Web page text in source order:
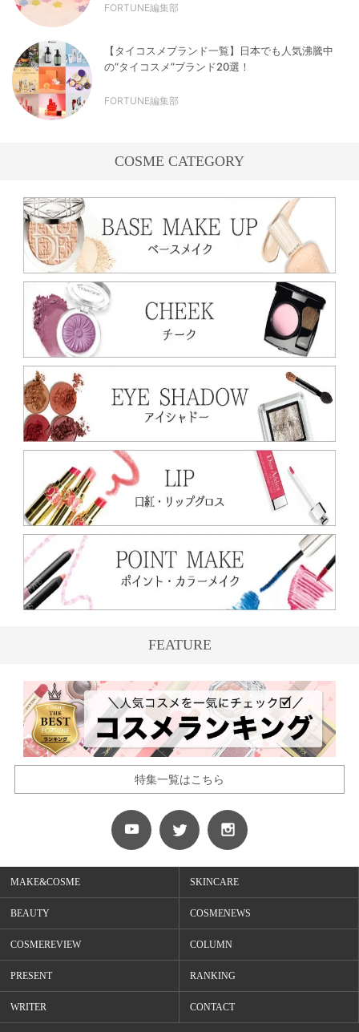
FORTUNE編集部
【タイコスメブランド一覧】日本でも人気沸騰中
の“タイコスメ”ブランド20選！
FORTUNE編集部
COSME CATEGORY
FEATURE
特集一覧はこちら
MAKE&COSME SKINCARE
BEAUTY COSMENEWS
COSMEREVIEW COLUMN
PRESENT RANKING
WRITER CONTACT